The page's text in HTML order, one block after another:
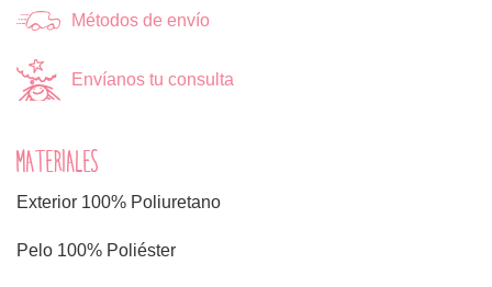
Métodos de envío
Envíanos tu consulta
MATERIALES
Exterior 100% Poliuretano
Pelo 100% Poliéster